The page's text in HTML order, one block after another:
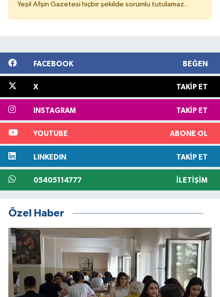
Yeşil Afşin Gazetesi hiçbir şekilde sorumlu tutulamaz.
FACEBOOK BEĞEN
X TAKIP ET
INSTAGRAM TAKIP ET
YOUTUBE ABONE OL
LINKEDIN TAKIP ET
05405114777 İLETIŞIM
Özel Haber